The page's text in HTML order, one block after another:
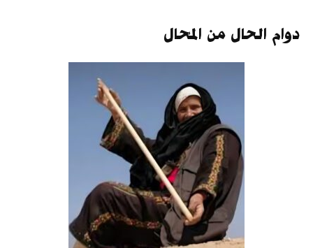
دوام الحال من المُحال